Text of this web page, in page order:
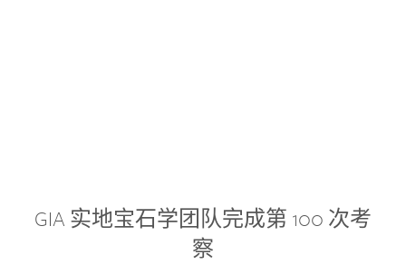
GIA 实地宝石学团队完成第 100 次考
察